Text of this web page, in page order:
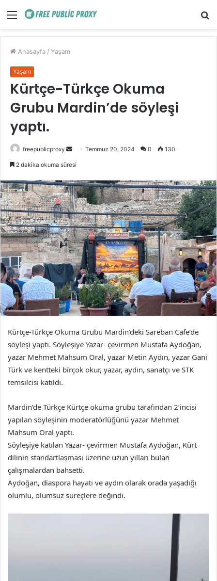
Menü
Anasayfa / Yaşam
Yaşam
Kürtçe-Türkçe Okuma
Grubu Mardin’de söyleşi
yaptı.
freepublicproxy
Bir
göndermek
Temmuz 20, 2024 0 130
2 dakika okuma süresi
Kürtçe-Türkçe Okuma Grubu Mardin’deki Sareban Cafe’de
söyleşi yaptı. Söyleşiye Yazar- çevirmen Mustafa Aydoğan,
yazar Mehmet Mahsum Oral, yazar Metin Aydın, yazar Gani
Türk ve kentteki birçok okur, yazar, aydın, sanatçı ve STK
temsilcisi katıldı.
Mardin’de Türkçe Kürtçe okuma grubu tarafından 2’incisi
yapılan söyleşinin moderatörlüğünü yazar Mehmet
Mahsum Oral yaptı.
Söyleşiye katılan Yazar- çevirmen Mustafa Aydoğan, Kürt
dilinin standartlaşması üzerine uzun yılları bulan
çalışmalardan bahsetti.
Aydoğan, diaspora hayatı ve aydın olarak orada yaşadığı
olumlu, olumsuz süreçlere değindi.